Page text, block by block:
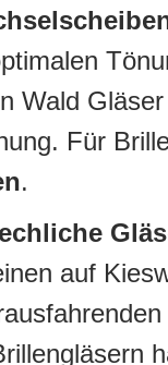
Wald
Für
.
auf